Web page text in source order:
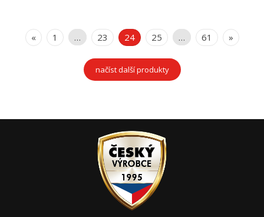
« 1 … 23 24 25 … 61 »
načíst další produkty